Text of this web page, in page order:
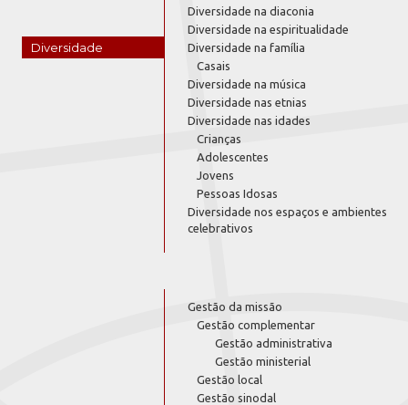
Diversidade
Diversidade na diaconia
Diversidade na espiritualidade
Diversidade na família
Casais
Diversidade na música
Diversidade nas etnias
Diversidade nas idades
Crianças
Adolescentes
Jovens
Pessoas Idosas
Diversidade nos espaços e ambientes
celebrativos
Gestão da missão
Gestão complementar
Gestão administrativa
Gestão ministerial
Gestão local
Gestão sinodal